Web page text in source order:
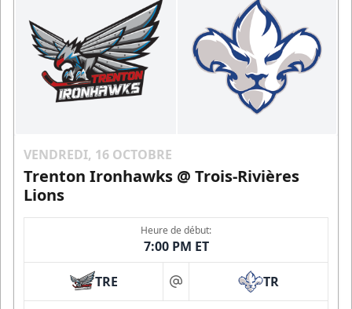
VENDREDI, 16 OCTOBRE
Trenton Ironhawks @ Trois-Rivières
Lions
Heure de début:
7:00 PM ET
TRE at TR